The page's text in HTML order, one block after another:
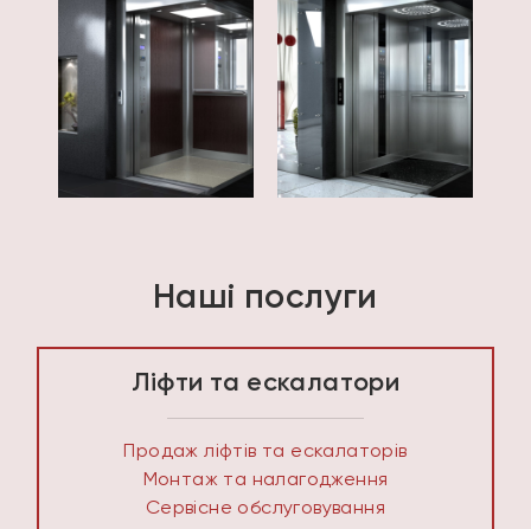
Наші послуги
Ліфти та ескалатори
Продаж ліфтів та ескалаторів
Монтаж та налагодження
Сервісне обслуговування